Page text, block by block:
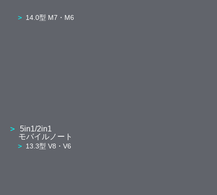
14.0型 M7・M6
5in1/2in1
モバイルノート
13.3型 V8・V6